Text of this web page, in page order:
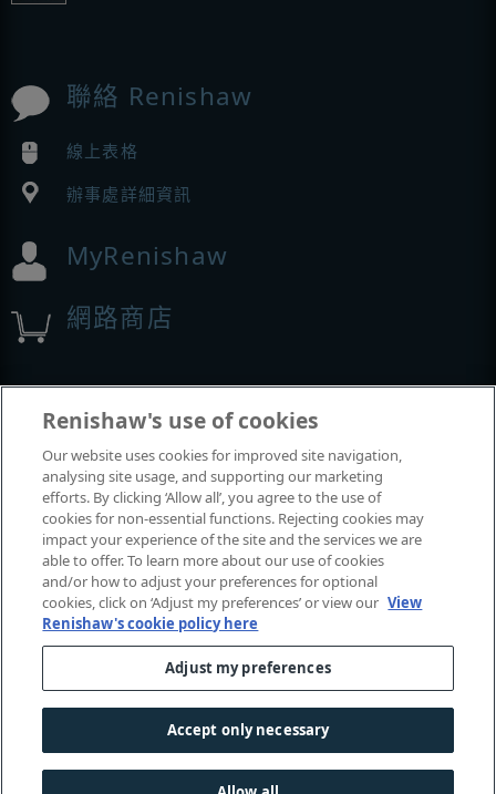
聯絡 Renishaw
線上表格
辦事處詳細資訊
MyRenishaw
網路商店
展覽與會議
我們參加的活動
© 2001-2026 Renishaw plc. 保留所有權利。
聯絡我們|法律及法規遵循|無障礙網頁|隱私權|
Renishaw's use of cookies
Our website uses cookies for improved site navigation,
analysing site usage, and supporting our marketing
efforts. By clicking ‘Allow all’, you agree to the use of
cookies for non-essential functions. Rejecting cookies may
impact your experience of the site and the services we are
able to offer. To learn more about our use of cookies
and/or how to adjust your preferences for optional
cookies, click on ‘Adjust my preferences’ or view our View
Renishaw's cookie policy here
Adjust my preferences
Accept only necessary